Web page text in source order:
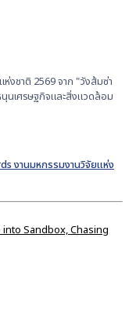
งชาติ 2569 จาก "วังส้มซ่า
นเศรษฐกิจและสิ่งแวดล้อม
งานมหกรรมงานวิจัยแห่ง